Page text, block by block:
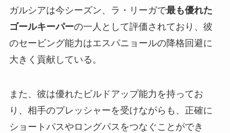
ガルシアは今シーズン、ラ・リーガで最も優れた
ゴールキーパーの一人として評価されており、彼
のセービング能力はエスパニョールの降格回避に
大きく貢献している。
また、彼は優れたビルドアップ能力を持ってお
り、相手のプレッシャーを受けながらも、正確に
ショートパスやロングパスをつなぐことができ